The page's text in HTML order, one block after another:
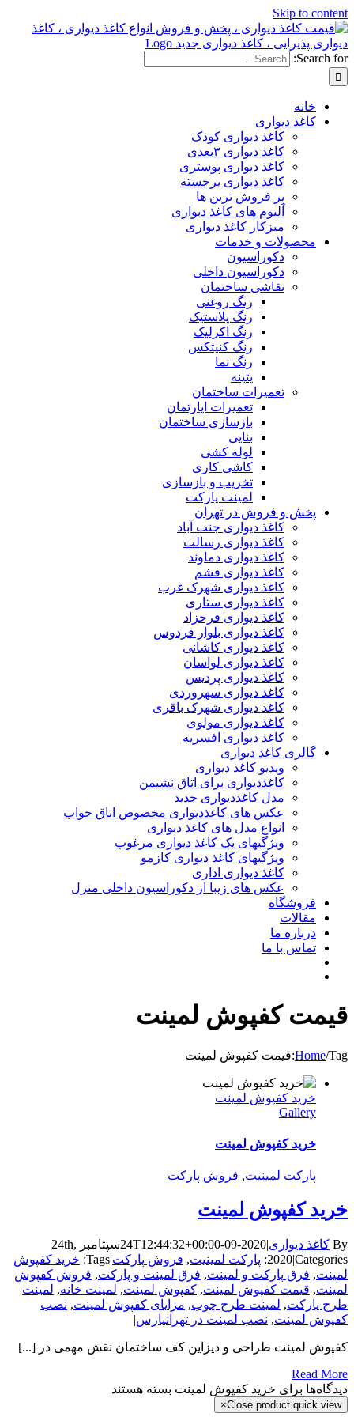
Skip to content
Search for:
خانه
کاغذ دیواری
کاغذ دیواری کودک
کاغذ دیواری ۳بعدی
کاغذ دیواری پوستری
کاغذ دیواری برجسته
پر فروش ترین ها
آلبوم های کاغذ دیواری
میزکار کاغذ دیواری
محصولات و خدمات
دکوراسیون
دکوراسیون داخلی
نقاشی ساختمان
رنگ روغنی
رنگ پلاستیک
رنگ اکرلیک
رنگ کنیتکس
رنگ نما
پتینه
تعمیرات ساختمان
تعمیرات اپارتمان
بازسازی ساختمان
بنایی
لوله کشی
کاشی کاری
تخریب و بازسازی
لمینت پارکت
پخش و فروش در تهران
کاغذ دیواری جنت آباد
کاغذ دیواری رسالت
کاغذ دیواری دماوند
کاغذ دیواری فشم
کاغذ دیواری شهرک غرب
کاغذ دیواری ستاری
کاغذ دیواری فرحزاد
کاغذ دیواری بلوار فردوس
کاغذ دیواری کاشانی
کاغذ دیواری لواسان
کاغذ دیواری پردیس
کاغذ دیواری سهروردی
کاغذ دیواری شهرک باقری
کاغذ دیواری مولوی
کاغذ دیواری افسریه
گالری کاغذ دیواری
ویدیو کاغذ دیواری
کاغذدیواری برای اتاق نشیمن
مدل کاغذدیواری جدید
عکس های کاغذدیواری مخصوص اتاق خواب
انواع مدل های کاغذ دیواری
ویژگیهای یک کاغذ دیواری مرغوب
ویژگیهای کاغذ دیواری کازمو
کاغذ دیواری اداری
عکس های زیبا از دکوراسیون داخلی منزل
فروشگاه
مقالات
درباره ما
تماس با ما
قیمت کفپوش لمینت
Home/Tag: قیمت کفپوش لمینت
خرید کفپوش لمینت
Gallery
خرید کفپوش لمینت
پارکت لمینیت, فروش پارکت
خرید کفپوش لمینت
By کاغذ دیواری|
2020-09-24T12:44:32+00:00
سپتامبر 24th,
2020|Categories: پارکت لمینیت, فروش پارکت|
Tags: خرید کفپوش
لمینت, فرق پارکت و لمینت, فرق لمینت و پارکت, فروش کفپوش
لمینت, قیمت کفپوش لمینت, کفپوش لمینت, لمینت خانه, لمینت
طرح پارکت, لمینت طرح چوب, مزایای کفپوش لمینت, نصب
کفپوش لمینت, نصب لمینت در تهرانپارس|
کفپوش لمینت طراحی و دیزاین کف ساختمان نقش مهمی در [...]
Read More
دیدگاه‌ها برای خرید کفپوش لمینت بسته هستند
Close product quick view
×